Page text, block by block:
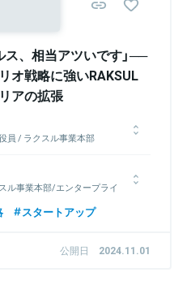
ス、相当アツいです」──
オ戦略に強いRAKSUL
アの拡張
員 / ラクスル事業本部
スルに入社。入社後は印刷事業
規事業の立ち上げを経て、2021
て事業統括。現在は、印刷・集
ル事業本部/エンタープライ
職し、メーカー部門で国内営
ダーとのアライアンス構築や、
スタートアップ
公開日 2024.11.01